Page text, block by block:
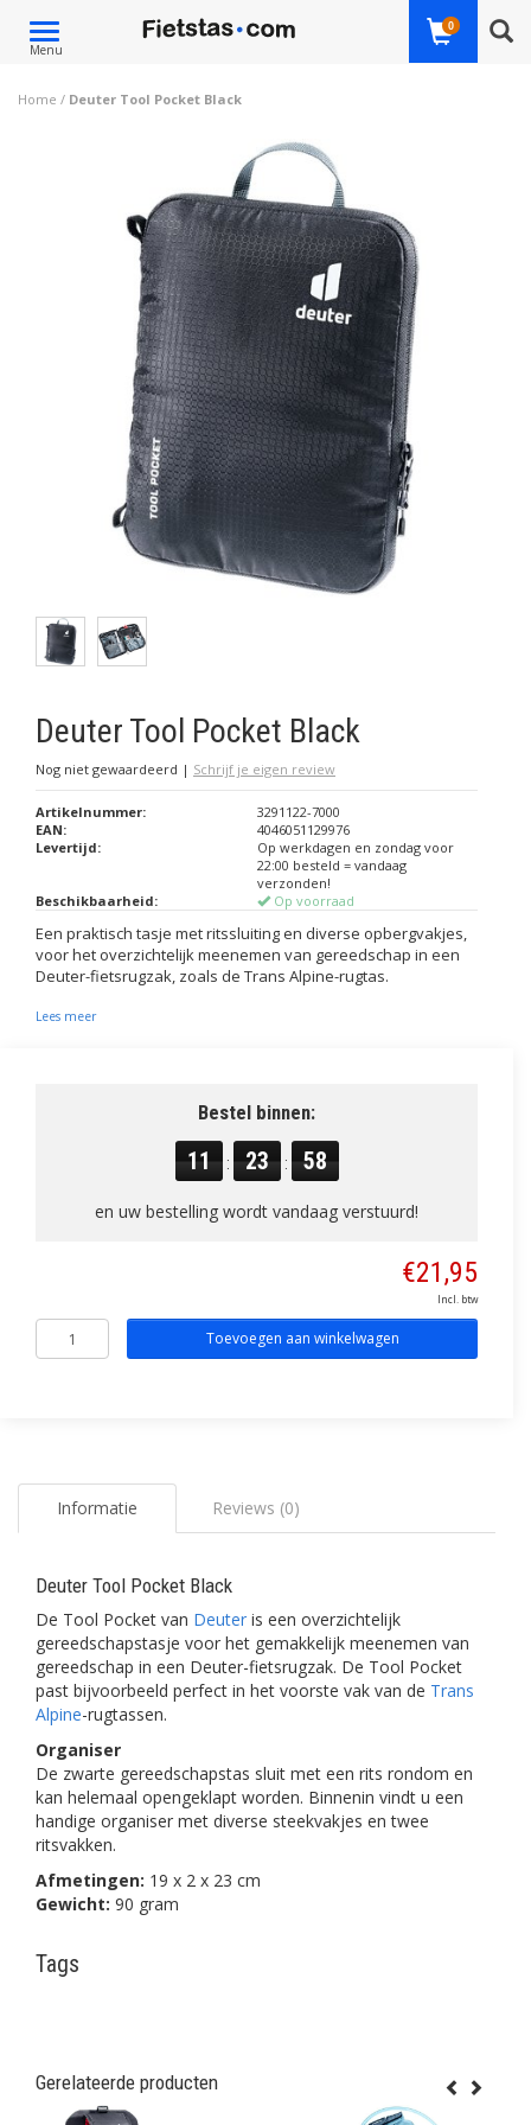
Toggle
navigation
Menu
0
Home / Deuter Tool Pocket Black
Deuter Tool Pocket Black
Nog niet gewaardeerd | Schrijf je eigen review
Artikelnummer:
3291122-7000
EAN:
4046051129976
Levertijd:
Op werkdagen en zondag voor
22:00 besteld = vandaag
verzonden!
Beschikbaarheid:
Op voorraad
Een praktisch tasje met ritssluiting en diverse opbergvakjes,
voor het overzichtelijk meenemen van gereedschap in een
Deuter-fietsrugzak, zoals de Trans Alpine-rugtas.
Lees meer
Bestel binnen:
11 : 23 : 58
en uw bestelling wordt vandaag verstuurd!
€21,95
Incl. btw
Toevoegen aan winkelwagen
Informatie Reviews (0)
Deuter Tool Pocket Black
De Tool Pocket van Deuter is een overzichtelijk
gereedschapstasje voor het gemakkelijk meenemen van
gereedschap in een Deuter-fietsrugzak. De Tool Pocket
past bijvoorbeeld perfect in het voorste vak van de Trans
Alpine-rugtassen.
Organiser
De zwarte gereedschapstas sluit met een rits rondom en
kan helemaal opengeklapt worden. Binnenin vindt u een
handige organiser met diverse steekvakjes en twee
ritsvakken.
Afmetingen: 19 x 2 x 23 cm
Gewicht: 90 gram
Tags
Gerelateerde producten